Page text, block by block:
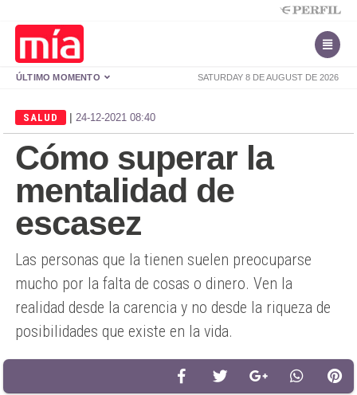
SATURDAY 8 DE AUGUST DE 2026
ÚLTIMO MOMENTO
SALUD | 24-12-2021 08:40
Cómo superar la
mentalidad de
escasez
Las personas que la tienen suelen preocuparse
mucho por la falta de cosas o dinero. Ven la
realidad desde la carencia y no desde la riqueza de
posibilidades que existe en la vida.